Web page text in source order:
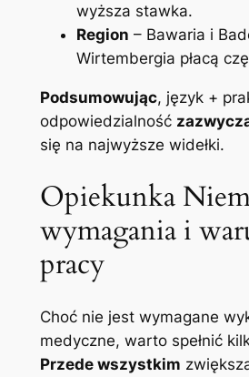
wyższa stawka.
Region – Bawaria i
Wirtembergia płacą
Podsumowując, język +
odpowiedzialność
się na najwyższe widełki.
Opiekunka
wymagania i
pracy
Choć nie jest wymagane
medyczne, warto spełnić
Przede wszystkim